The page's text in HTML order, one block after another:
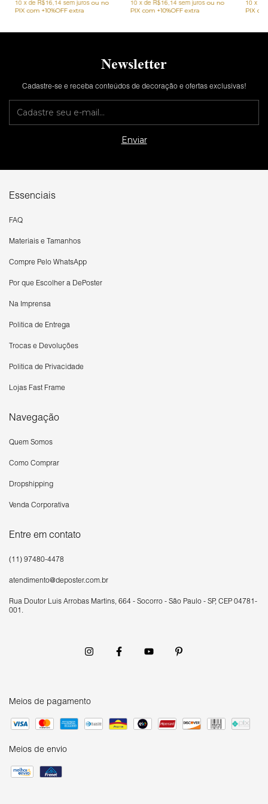
10 xde R$16,14 sem juros 10 xde R$16,14 sem juros 10 x
Newsletter
Cadastre-se e receba conteúdos de decoração e ofertas exclusivas!
Essenciais
FAQ
Materiais e Tamanhos
Compre Pelo WhatsApp
Por que Escolher a DePoster
Na Imprensa
Política de Entrega
Trocas e Devoluções
Política de Privacidade
Lojas Fast Frame
Navegação
Quem Somos
Como Comprar
Dropshipping
Venda Corporativa
Entre em contato
(11) 97480-4478
atendimento@deposter.com.br
Rua Doutor Luís Arrobas Martins, 664 - Socorro - São Paulo - SP, CEP 04781-
001.
Meios de pagamento
Meios de envio